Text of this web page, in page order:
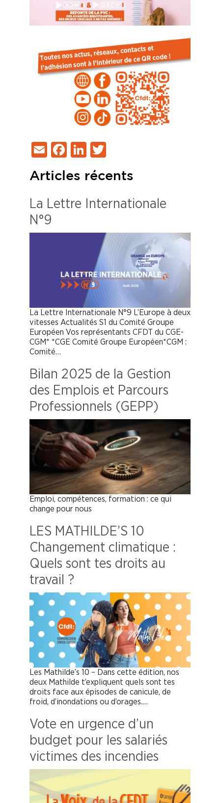
EmailFacebook
LinkedIn
Articles récents
La Lettre Internationale
N°9
La Lettre Internationale N°9 L’Europe à deux
vitesses Actualités S1 du Comité Groupe
Européen Vos représentants CFDT du CGE-
CGM* *CGE Comité Groupe Européen*CGM :
Comité…
Bilan 2025 de la Gestion
des Emplois et Parcours
Professionnels (GEPP)
Emploi, compétences, formation : ce qui
change pour nous
LES MATHILDE’S 10
Changement climatique :
Quels sont tes droits au
travail ?
Les Mathilde’s 10 – Dans cette édition, nos
deux Mathilde t’expliquent quels sont tes
droits face aux épisodes de canicule, de
froid, d’inondations ou d’orages.…
Vote en urgence d’un
budget pour les salariés
victimes des incendies